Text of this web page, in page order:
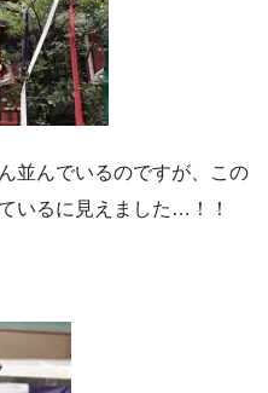
並んでいるのですが、この
いるに見えました…！！